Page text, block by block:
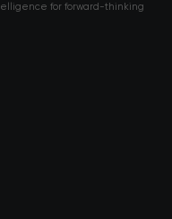
for forward-thinking